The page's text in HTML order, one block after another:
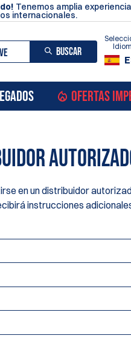
Tenemos amplia
internacionales.
BUSCAR
OFERTAS
en un distribuidor
instrucciones